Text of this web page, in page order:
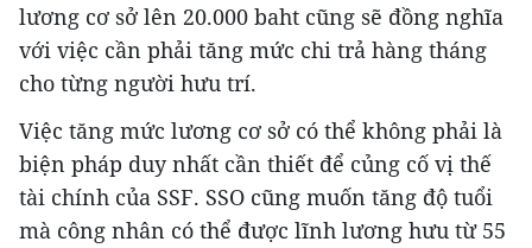
lương cơ sở lên 20.000 baht cũng sẽ đồng nghĩa
với việc cần phải tăng mức chi trả hàng tháng
cho từng người hưu trí.
Việc tăng mức lương cơ sở có thể không phải là
biện pháp duy nhất cần thiết để củng cố vị thế
tài chính của SSF. SSO cũng muốn tăng độ tuổi
mà công nhân có thể được lĩnh lương hưu từ 55